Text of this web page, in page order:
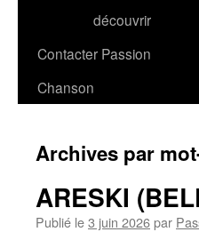
découvrir
Contacter Passion
Chanson
Archives par
ARESKI
Publié le3 juin 2026par